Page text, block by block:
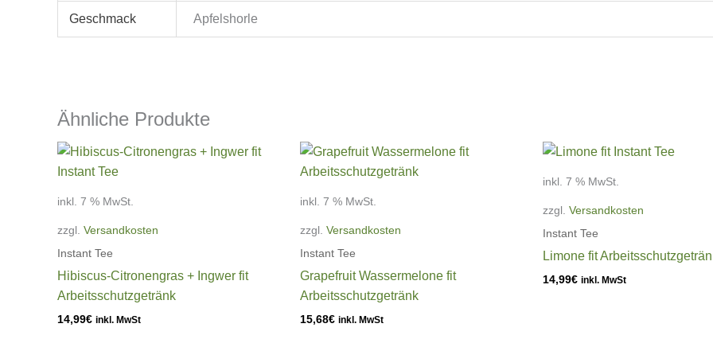
Geschmack Apfelshorle
Ähnliche Produkte
inkl. 7 % MwSt.
zzgl. Versandkosten
Instant Tee
Hibiscus-Citronengras + Ingwer fit
Arbeitsschutzgetränk
14,99€ inkl. MwSt
inkl. 7 % MwSt.
zzgl. Versandkosten
Instant Tee
Grapefruit Wassermelone fit
Arbeitsschutzgetränk
15,68€ inkl. MwSt
inkl. 7 % MwSt.
zzgl. Versandkosten
Instant Tee
Limone fit
14,99€ inkl. MwSt